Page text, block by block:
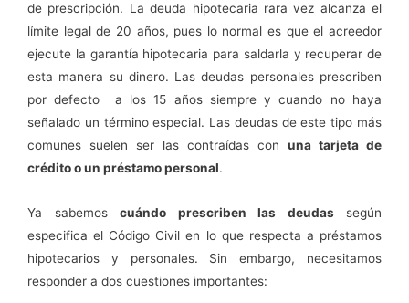
de prescripción. La deuda hipotecaria rara vez alcanza el
límite legal de 20 años, pues lo normal es que el acreedor
ejecute la garantía hipotecaria para saldarla y recuperar de
esta manera su dinero. Las deudas personales prescriben
por defecto a los 15 años siempre y cuando no haya
señalado un término especial. Las deudas de este tipo más
comunes suelen ser las contraídas con una tarjeta de
crédito o un préstamo personal.
Ya sabemos cuándo prescriben las deudassegún
especifica el Código Civil en lo que respecta a préstamos
hipotecarios y personales. Sin embargo, necesitamos
responder a dos cuestiones importantes: